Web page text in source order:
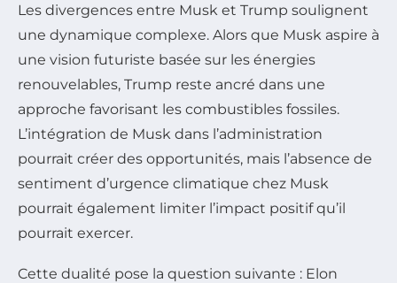
Les divergences entre Musk et Trump soulignent
une dynamique complexe. Alors que Musk aspire à
une vision futuriste basée sur les énergies
renouvelables, Trump reste ancré dans une
approche favorisant les combustibles fossiles.
L’intégration de Musk dans l’administration
pourrait créer des opportunités, mais l’absence de
sentiment d’urgence climatique chez Musk
pourrait également limiter l’impact positif qu’il
pourrait exercer.
Cette dualité pose la question suivante : Elon